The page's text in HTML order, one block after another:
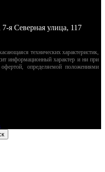
я Северная улица, 117
технических характеристик,
информационный характер и ни при
определяемой положениями